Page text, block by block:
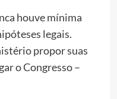
houve mínima
legais.
propor suas
o Congresso –